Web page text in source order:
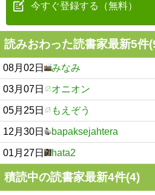
今すぐ登録する（無料）
読みおわった読書家最新5件
08月02日 みなみ
03月07日 オニオン
05月25日 もえぞう
12月30日 bapaksejahtera
01月27日 hata2
積読中の読書家最新4件(4)